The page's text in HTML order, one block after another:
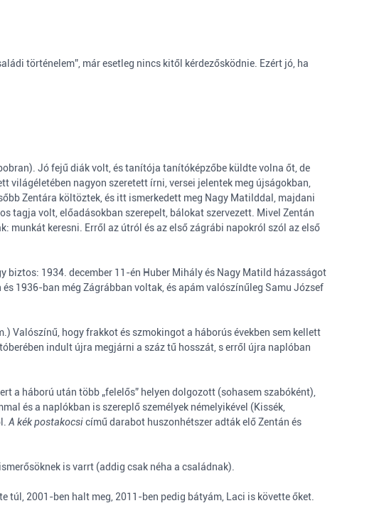
történelem”, már esetleg nincs kitől kérdezősködnie. Ezért jó, ha
Jó fejű diák volt, és tanítója tanítóképzőbe küldte volna őt, de
nagyon szeretett írni, versei jelentek meg újságokban,
Zentára költöztek, és itt ismerkedett meg Nagy Matilddal, majdani
tagja volt, előadásokban szerepelt, bálokat szervezett. Mivel Zentán
munkát keresni. Erről az útról és az első zágrábi napokról szól az első
biztos: 1934. december 11-én Huber Mihály és Nagy Matild házasságot
1936-ban még Zágrábban voltak, és apám valószínűleg Samu József
Valószínű, hogy frakkot és szmokingot a háborús években sem kellett
indult újra megjárni a száz tű hosszát, s erről újra naplóban
a háború után több „felelős” helyen dolgozott (sohasem szabóként),
és a naplókban is szereplő személyek némelyikével (Kissék,
A kék postakocsicímű darabot huszonhétszer adták elő Zentán és
is varrt (addig csak néha a családnak).
túl, 2001-ben halt meg, 2011-ben pedig bátyám, Laci is követte őket.